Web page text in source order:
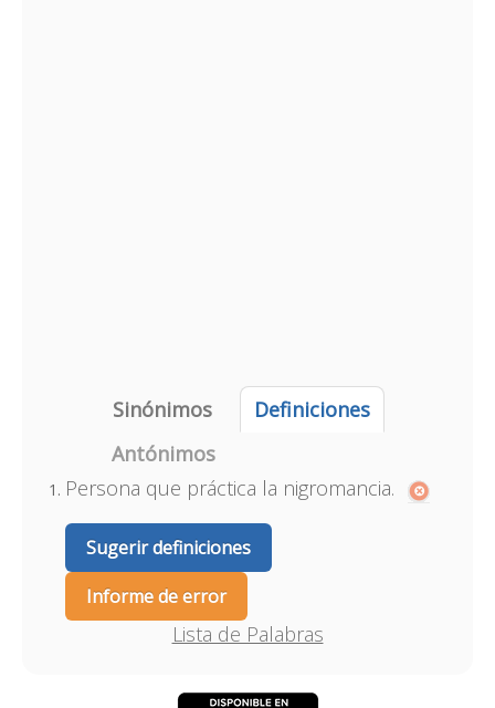
Sinónimos
Definiciones
Antónimos
Persona que práctica la nigromancia.
Sugerir definiciones
Informe de error
Lista de Palabras